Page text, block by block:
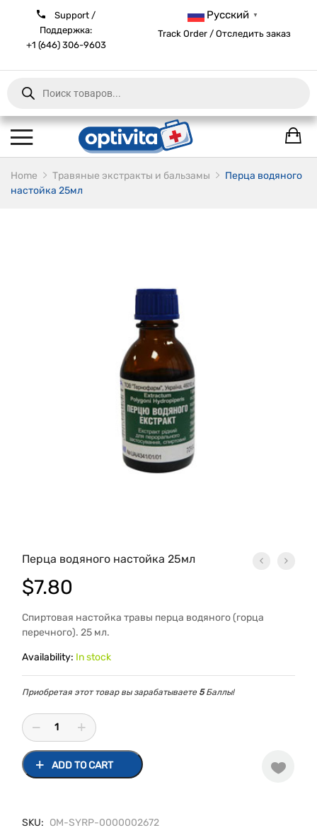
Support /
Поддержка:
+1 (646) 306-9603
Русский ▼
Track Order / Отследить заказ
Products
search
Home Травяные экстракты и бальзамы
Перца водяного
настойка 25мл
Перца водяного настойка 25мл
$7.80
Спиртовая настойка травы перца водяного (горца
перечного). 25 мл.
Availability: In stock
Приобретая этот товар вы зарабатываете 5Баллы!
ADD TO CART
SKU: ОМ-SYRP-0000002672